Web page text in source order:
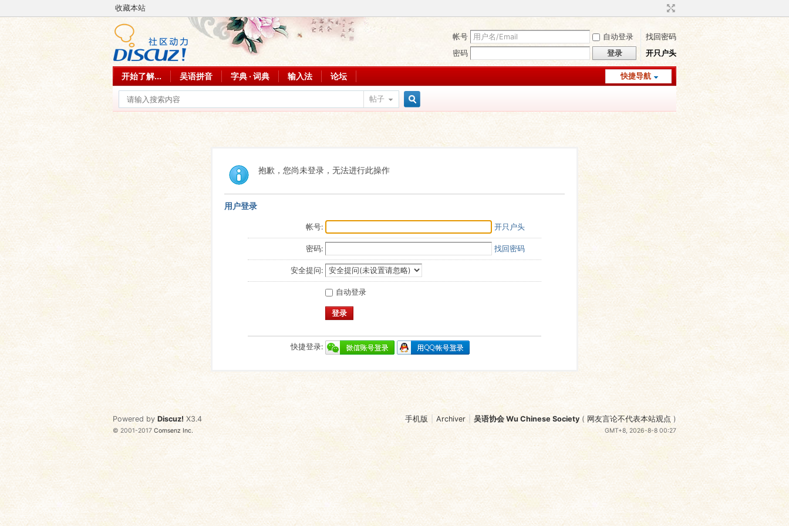
收藏本站
帐号 自动登录
找回密码
密码
登录 开只户头
快捷导航
开始了解... 吴语拼音 字典 · 词典 输入法 论坛
帖子
抱歉，您尚未登录，无法进行此操作
用户登录
帐号: 开只户头
密码: 找回密码
安全提问:
自动登录
登录
快捷登录:
手机版 Archiver 吴语协会 Wu Chinese Society ( 网友言论不代表本站观点 )
GMT+8, 2026-8-8 00:27
Powered by Discuz! X3.4
© 2001-2017Comsenz Inc.